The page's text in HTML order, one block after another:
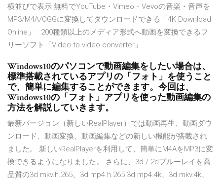
横並びで表示 無料でYouTube・Vimeo・Vevoの音楽・音声を
MP3/M4A/OGGに変換してダウンロードできる「4K Download
Online」 · 200種類以上のメディア形式へ動画を変換できるフ
リーソフト「Video to video converter」.
Windows10のパソコンで動画編集をしたい場合は、
標準搭載されているアプリの「フォト」を使うこと
で、簡単に編集することができます。今回は、
Windows10の「フォト」アプリを使った動画編集の
方法を解説していきます。
最新バージョン（新しいRealPlayer）では動画再生、動画ダウ
ンロード、動画変換、動画編集などの新しい機能が搭載され
ました。 新しいRealPlayerを利用して、簡単にM4AをMP3に変
換できるようになりました。 さらに、3d / 2dブルーレイを高
品質の3d mkv.h.265、3d mp4.h.265 3d mp4.4k、3d mkv.4k、